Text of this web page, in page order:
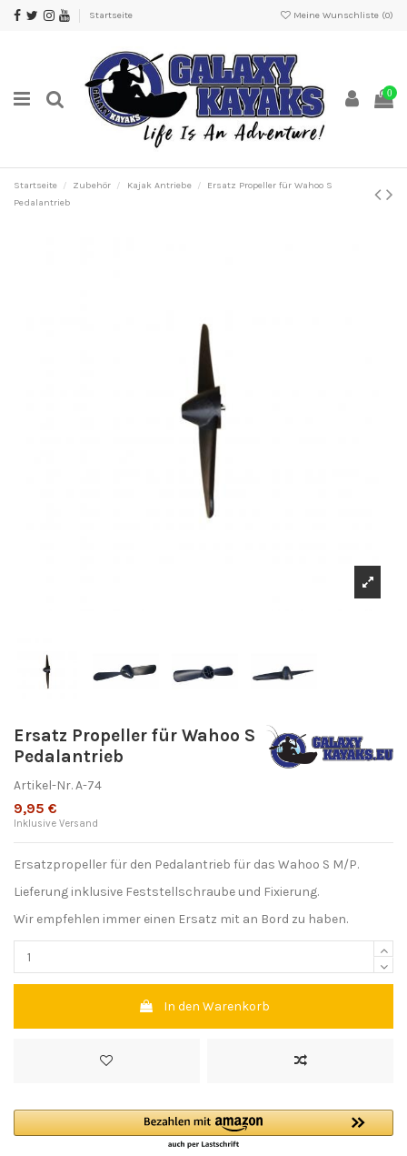
Startseite Meine Wunschliste (0)
0
Startseite Zubehör Kajak Antriebe
Ersatz Propeller für Wahoo S
Pedalantrieb
Ersatz Propeller für Wahoo S
Pedalantrieb
Artikel-Nr.A-74
9,95 €
Inklusive Versand
Ersatzpropeller für den Pedalantrieb für das Wahoo S M/P.
Lieferung inklusive Feststellschraube und Fixierung.
Wir empfehlen immer einen Ersatz mit an Bord zu haben.
In den Warenkorb